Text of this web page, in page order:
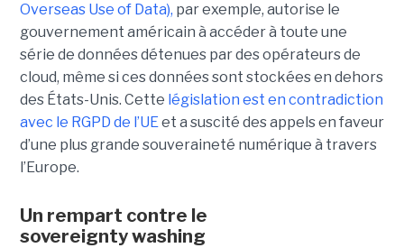
Overseas Use of Data), par exemple, autorise le
gouvernement américain à accéder à toute une
série de données détenues par des opérateurs de
cloud, même si ces données sont stockées en dehors
des États-Unis. Cette législation est en contradiction
avec le RGPD de l’UEet a suscité des appels en faveur
d’une plus grande souveraineté numérique à travers
l’Europe.
Un rempart contre le
sovereignty washing